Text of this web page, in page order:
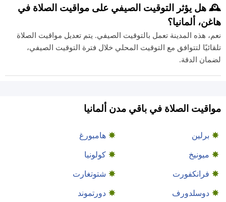
🕰️ هل يؤثر التوقيت الصيفي على مواقيت الصلاة في
هاغن، ألمانيا؟
نعم، هذه المدينة تعمل بالتوقيت الصيفي. يتم تعديل مواقيت الصلاة
تلقائيًا لتتوافق مع التوقيت المحلي خلال فترة التوقيت الصيفي،
لضمان الدقة.
مواقيت الصلاة في باقي مدن ألمانيا
برلين
هامبورغ
ميونيخ
كولونيا
فرانكفورت
شتوتغارت
دوسلدورف
دورتموند